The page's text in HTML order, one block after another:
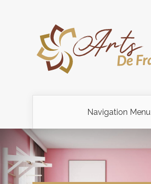
Navigation Menu